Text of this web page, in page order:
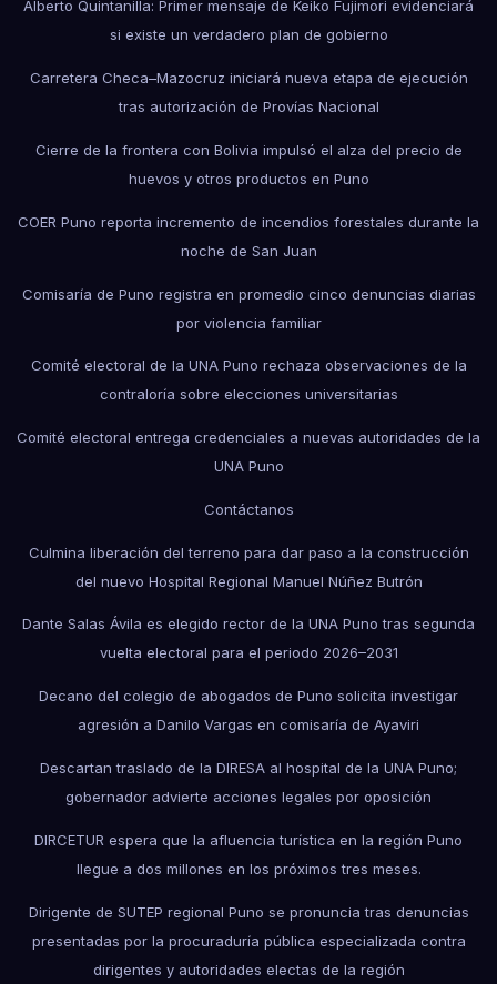
Alberto Quintanilla: Primer mensaje de Keiko Fujimori evidenciará
si existe un verdadero plan de gobierno
Carretera Checa–Mazocruz iniciará nueva etapa de ejecución
tras autorización de Provías Nacional
Cierre de la frontera con Bolivia impulsó el alza del precio de
huevos y otros productos en Puno
COER Puno reporta incremento de incendios forestales durante la
noche de San Juan
Comisaría de Puno registra en promedio cinco denuncias diarias
por violencia familiar
Comité electoral de la UNA Puno rechaza observaciones de la
contraloría sobre elecciones universitarias
Comité electoral entrega credenciales a nuevas autoridades de la
UNA Puno
Contáctanos
Culmina liberación del terreno para dar paso a la construcción
del nuevo Hospital Regional Manuel Núñez Butrón
Dante Salas Ávila es elegido rector de la UNA Puno tras segunda
vuelta electoral para el periodo 2026–2031
Decano del colegio de abogados de Puno solicita investigar
agresión a Danilo Vargas en comisaría de Ayaviri
Descartan traslado de la DIRESA al hospital de la UNA Puno;
gobernador advierte acciones legales por oposición
DIRCETUR espera que la afluencia turística en la región Puno
llegue a dos millones en los próximos tres meses.
Dirigente de SUTEP regional Puno se pronuncia tras denuncias
presentadas por la procuraduría pública especializada contra
dirigentes y autoridades electas de la región